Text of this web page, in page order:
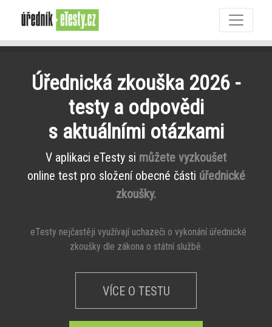
Úřednická zkouška 2026 -
testy a odpovědi
s aktuálními otázkami
V aplikaci eTesty si můžete vyzkoušet
online test pro složení obecné části úřednické
zkoušky.
eTesty nejčastěji využívají uchazeči o vykonání úřednické
zkoušky dle zákona o státní službě.
VÍCE O TESTU